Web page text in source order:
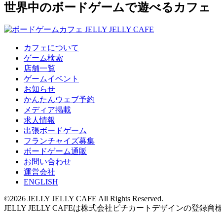
世界中のボードゲームで遊べるカフェ
カフェについて
ゲーム検索
店舗一覧
ゲームイベント
お知らせ
かんたんウェブ予約
メディア掲載
求人情報
出張ボードゲーム
フランチャイズ募集
ボードゲーム通販
お問い合わせ
運営会社
ENGLISH
©2026 JELLY JELLY CAFE All Rights Reserved.
JELLY JELLY CAFEは株式会社ピチカートデザインの登録商